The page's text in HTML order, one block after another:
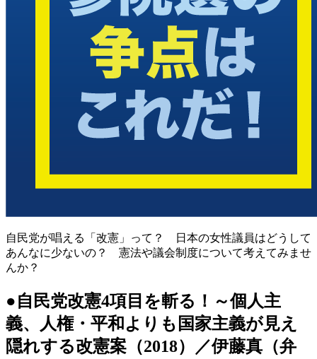
自民党が唱える「改憲」って？ 日本の女性議員はどうして
あんなに少ないの？ 憲法や議会制度について考えてみませ
んか？
●自民党改憲4項目を斬る！～個人主
義、人権・平和よりも国家主義が見え
隠れする改憲案（2018）／伊藤真（弁